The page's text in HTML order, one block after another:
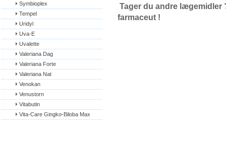
Symbioplex
Tempel
Uridyl
Uva-E
Uvalette
Valeriana Dag
Valeriana Forte
Valeriana Nat
Venokan
Venustorn
Vitabutin
Vita-Care Gingko-Biloba Max
Tager du andre lægemidler
farmaceut !